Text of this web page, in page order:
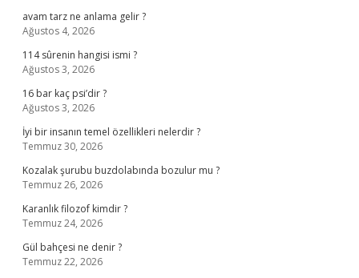
avam tarz ne anlama gelir ?
Ağustos 4, 2026
114 sûrenin hangisi ismi ?
Ağustos 3, 2026
16 bar kaç psi’dir ?
Ağustos 3, 2026
İyi bir insanın temel özellikleri nelerdir ?
Temmuz 30, 2026
Kozalak şurubu buzdolabında bozulur mu ?
Temmuz 26, 2026
Karanlık filozof kimdir ?
Temmuz 24, 2026
Gül bahçesi ne denir ?
Temmuz 22, 2026